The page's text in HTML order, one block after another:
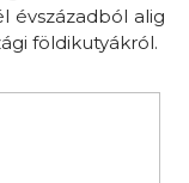
évszázadból alig
földikutyákról.